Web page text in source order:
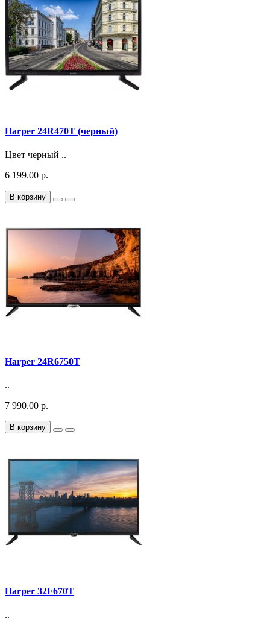
Harper 24R470T (черный)
Цвет черный ..
6 199.00 р.
В корзину
Harper 24R6750T
..
7 990.00 р.
В корзину
Harper 32F670T
..